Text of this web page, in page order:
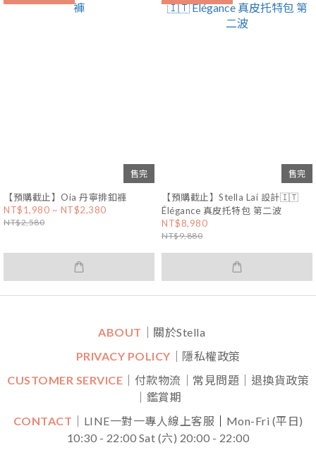
售完
【預購截止】Oia 丹寧排釦褲
NT$1,980 ~ NT$2,380
NT$2,580
售完
【預購截止】Stella Lai 設計🇮🇹
Élégance 真皮托特包 第二波
NT$8,980
NT$9,880
ABOUT ｜關於Stella
PRIVACY POLICY ｜隱私權政策
CUSTOMER SERVICE ｜付款物流｜常見問題｜退換貨政策
｜鑑賞期
CONTACT ｜LINE一對一專人線上客服
Mon-Fri (平日)
10:30 - 22:00 Sat (六) 20:00 - 22:00